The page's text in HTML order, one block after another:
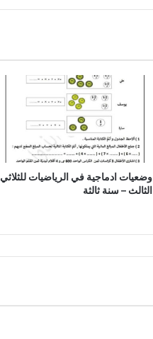
وضعيات ادماجية في الرياضيات للثلاثي
الثالث – سنة ثالثة